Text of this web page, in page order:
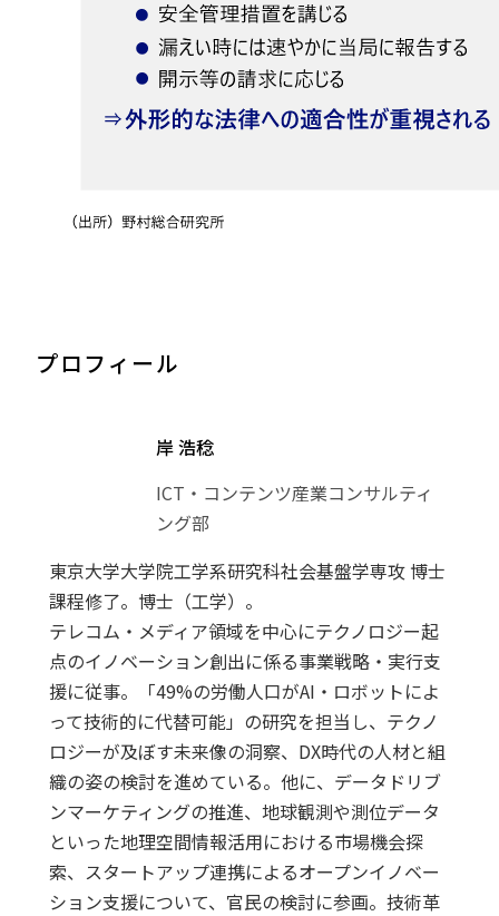
プロフィール
岸 浩稔
ICT・コンテンツ産業コンサルティ
ング部
東京大学大学院工学系研究科社会基盤学専攻 博士
課程修了。博士（工学）。
テレコム・メディア領域を中心にテクノロジー起
点のイノベーション創出に係る事業戦略・実行支
援に従事。「49%の労働人口がAI・ロボットによ
って技術的に代替可能」の研究を担当し、テクノ
ロジーが及ぼす未来像の洞察、DX時代の人材と組
織の姿の検討を進めている。他に、データドリブ
ンマーケティングの推進、地球観測や測位データ
といった地理空間情報活用における市場機会探
索、スタートアップ連携によるオープンイノベー
ション支援について、官民の検討に参画。技術革